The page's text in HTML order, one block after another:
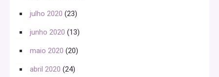
julho 2020 (23)
junho 2020 (13)
maio 2020 (20)
abril 2020 (24)